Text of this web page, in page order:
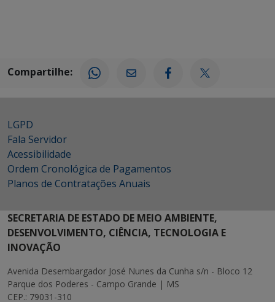
Compartilhe:
LGPD
Fala Servidor
Acessibilidade
Ordem Cronológica de Pagamentos
Planos de Contratações Anuais
SECRETARIA DE ESTADO DE MEIO AMBIENTE,
DESENVOLVIMENTO, CIÊNCIA, TECNOLOGIA E
INOVAÇÃO
Avenida Desembargador José Nunes da Cunha s/n - Bloco 12
Parque dos Poderes - Campo Grande | MS
CEP.: 79031-310